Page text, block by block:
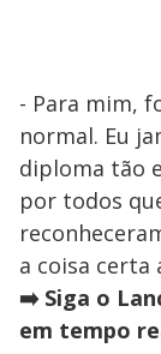
- Para mim,
normal. Eu
diploma tão
por todos
a coisa certa
➡️ Siga o
em tempo